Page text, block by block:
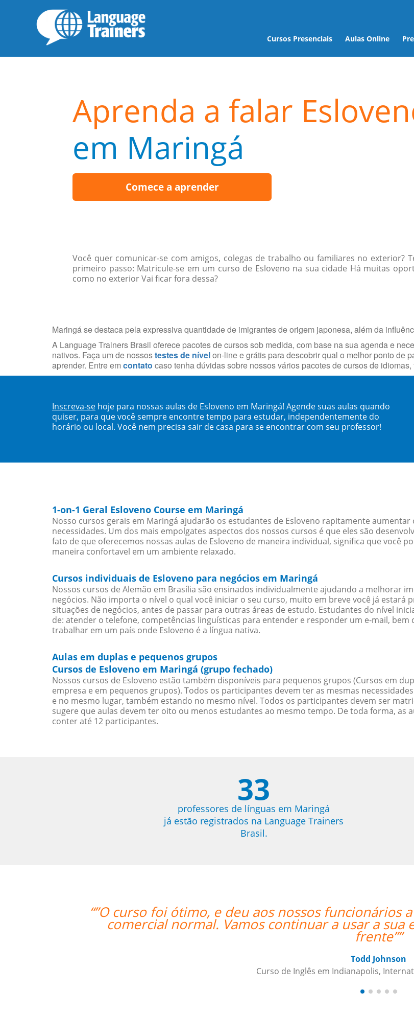
Cursos Presenciais Aulas Online
Aprenda a falar
em Maringá
Comece a aprender
Você quer comunicar-se com amigos, colegas de trabalho ou familiares no exterior?
primeiro passo: Matricule-se em um curso de Esloveno na sua cidade Há muitas
como no exterior Vai ficar fora dessa?
Maringá se destaca pela expressiva quantidade de imigrantes de origem japonesa, além da
A Language Trainers Brasil oferece pacotes de cursos sob medida, com base na sua agenda e
nativos. Faça um de nossostestes de nívelon-line e grátis para descobrir qual o melhor ponto de
aprender. Entre em contato caso tenha dúvidas sobre nossos vários pacotes de cursos de
Inscreva-se hoje para nossas aulas de Esloveno em Maringá! Agende suas aulas quando
quiser, para que você sempre encontre tempo para estudar, independentemente do
horário ou local. Você nem precisa sair de casa para se encontrar com seu professor!
1-on-1 Geral Esloveno Course em Maringá
Nosso cursos gerais em Maringá ajudarão os estudantes de Esloveno rapitamente aumentar
necessidades. Um dos mais empolgates aspectos dos nossos cursos é que eles são
fato de que oferecemos nossas aulas de Esloveno de maneira individual, significa que você
maneira confortavel em um ambiente relaxado.
Cursos individuais de Esloveno para negócios em Maringá
Nossos cursos de Alemão em Brasília são ensinados individualmente ajudando a melhorar
negócios. Não importa o nível o qual você iniciar o seu curso, muito em breve você já
situações de negócios, antes de passar para outras áreas de estudo. Estudantes do nível
de: atender o telefone, competências linguísticas para entender e responder um e-mail, bem
trabalhar em um país onde Esloveno é a língua nativa.
Aulas em duplas e pequenos grupos
Cursos de Esloveno em Maringá (grupo fechado)
Nossos cursos de Esloveno estão também disponíveis para pequenos grupos (Cursos em
empresa e em pequenos grupos). Todos os participantes devem ter as mesmas
e no mesmo lugar, também estando no mesmo nível. Todos os participantes devem ser
sugere que aulas devem ter oito ou menos estudantes ao mesmo tempo. De toda forma, as
conter até 12 participantes.
33
professores de línguas em Maringá
já estão registrados na Language Trainers
Brasil.
“”O curso foi ótimo, e deu aos nossos funcionários
comercial normal. Vamos continuar a usar a sua
frente””
Todd Johnson
Curso de Inglês em Indianapolis,